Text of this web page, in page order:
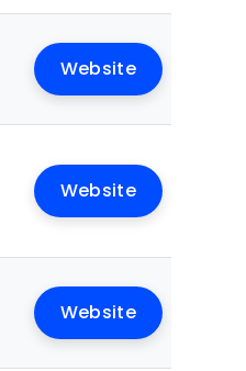
Website
Website
Website